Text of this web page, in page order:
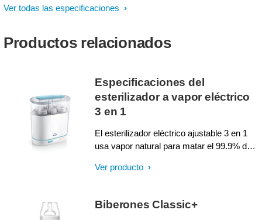
Ver todas las especificaciones
Productos relacionados
Especificaciones del
esterilizador a vapor eléctrico
3 en 1
El esterilizador eléctrico ajustable 3 en 1
usa vapor natural para matar el 99.9% de
puede mantener 6 botellas de tamaño
Ver producto
Biberones Classic+